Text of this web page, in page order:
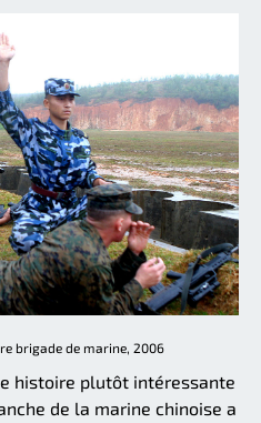
brigade de marine, 2006
histoire plutôt intéressante
de la marine chinoise a